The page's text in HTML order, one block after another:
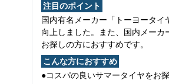
注目のポイント
国内有名メーカー「トーヨータ
向上しました。また、国内メー
お探しの方におすすめです。
こんな方におすすめ
●コスパの良いサマータイヤをお